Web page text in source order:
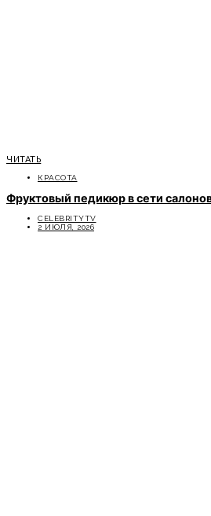
ЧИТАТЬ
КРАСОТА
Фруктовый педикюр в сети
CELEBRITYTV
2 ИЮЛЯ, 2026